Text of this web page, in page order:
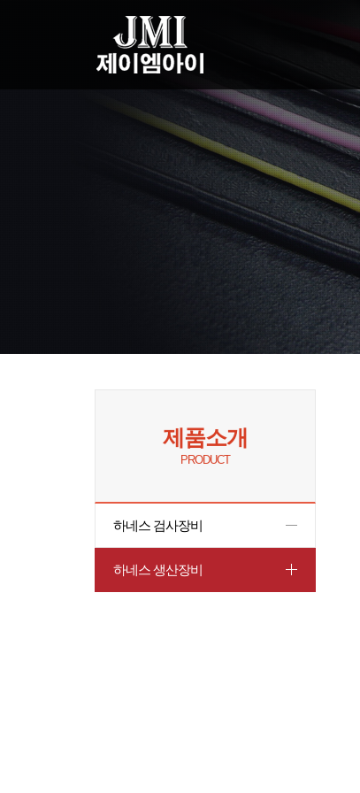
제품소개
PRODUCT
하네스 검사장비
하네스 생산장비